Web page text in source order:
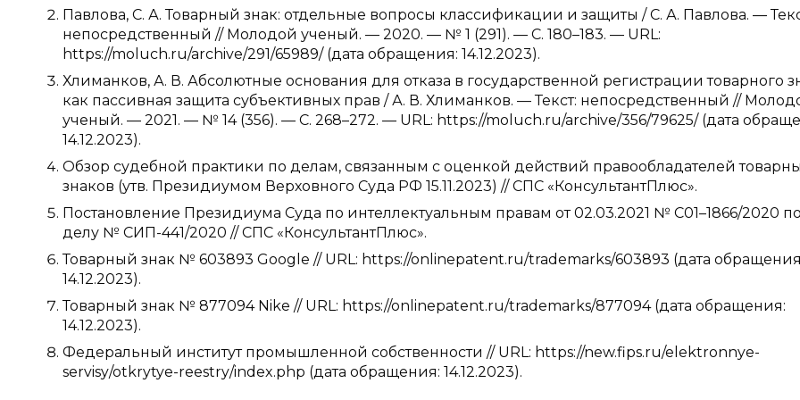
Павлова, С. А. Товарный знак: отдельные вопросы классификации и защиты / С. А. Павлова. —
непосредственный // Молодой ученый. — 2020. — № 1 (291). — С. 180–183. — URL:
https://moluch.ru/archive/291/65989/ (дата обращения: 14.12.2023).
Хлиманков, А. В. Абсолютные основания для отказа в государственной регистрации товарного
как пассивная защита субъективных прав / А. В. Хлиманков. — Текст: непосредственный //
ученый. — 2021. — № 14 (356). — С. 268–272. — URL: https://moluch.ru/archive/356/79625/ (дата
14.12.2023).
Обзор судебной практики по делам, связанным с оценкой действий правообладателей
знаков (утв. Президиумом Верховного Суда РФ 15.11.2023) // СПС «КонсультантПлюс».
Постановление Президиума Суда по интеллектуальным правам от 02.03.2021 № С01–1866/2020 по
делу № СИП-441/2020 // СПС «КонсультантПлюс».
Товарный знак № 603893 Google // URL: https://onlinepatent.ru/trademarks/603893 (дата
14.12.2023).
Товарный знак № 877094 Nike // URL: https://onlinepatent.ru/trademarks/877094 (дата обращения:
14.12.2023).
Федеральный институт промышленной собственности // URL: https://new.fips.ru/elektronnye-
servisy/otkrytye-reestry/index.php (дата обращения: 14.12.2023).